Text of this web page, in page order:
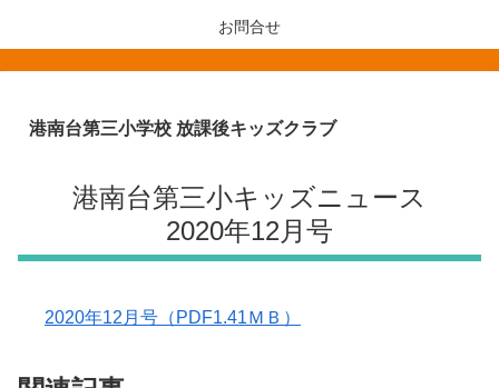
お問合せ
港南台第三小学校 放課後キッズクラブ
港南台第三小キッズニュース
2020年12月号
2020年12月号（PDF1.41ＭＢ）